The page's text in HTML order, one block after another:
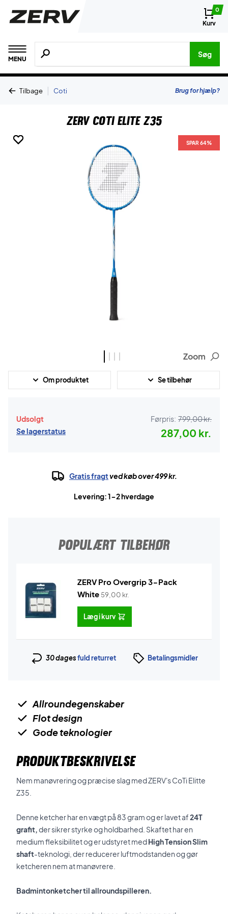
0
Kurv
MENU
Søg efter produkter, mærker etc.
Søg
Tilbage | Coti Brug for hjælp?
ZERV CoTi Elite Z35
SPAR 64%
SPAR 64%
SPAR 64%
SPAR 64%
Zoom
Om produktet Se tilbehør
Udsolgt
Se lagerstatus
Førpris: 799,00 kr.
287,00 kr.
Gratis fragtved køb over 499 kr.
Levering: 1-2 hverdage
POPULÆRT TILBEHØR
ZERV Pro Overgrip 3-Pack
White 59,00 kr.
Læg i kurv
30 dagesfuld returret Betalingsmidler
Allroundegenskaber
Flot design
Gode teknologier
PRODUKTBESKRIVELSE
Nem manøvrering og præcise slag med ZERV's CoTi Elitte
Z35.
Denne ketcher har en vægt på 83 gram og er lavet af24T
grafit,der sikrer styrke og holdbarhed. Skaftet har en
medium fleksibilitet og er udstyret medHigh Tension Slim
shaft-teknologi, der reducerer luftmodstanden og gør
ketcheren nem at manøvrere.
Badmintonketcher til allroundspilleren.